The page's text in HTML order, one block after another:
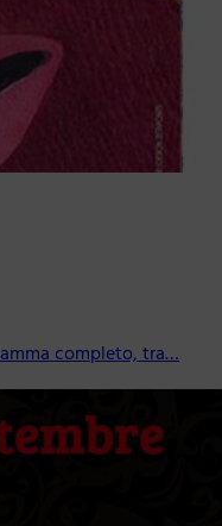
completo, tra…